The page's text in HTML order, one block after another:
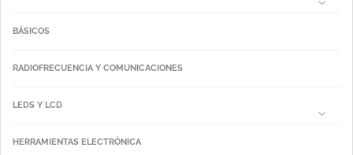
BÁSICOS
RADIOFRECUENCIA Y COMUNICACIONES
LEDS Y LCD
HERRAMIENTAS ELECTRÓNICA